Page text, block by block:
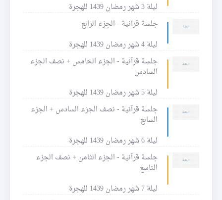
ليلة 3 شهر رمضان 1439 للهجرة
جلسة قرآنية - الجزء الرابع
ليلة 4 شهر رمضان 1439 للهجرة
جلسة قرآنية - الجزء الخامس + نصف الجزء
السادس
ليلة 5 شهر رمضان 1439 للهجرة
جلسة قرآنية - نصف الجزء السادس + الجزء
السابع
ليلة 6 شهر رمضان 1439 للهجرة
جلسة قرآنية - الجزء الثامن + نصف الجزء
التاسع
ليلة 7 شهر رمضان 1439 للهجرة